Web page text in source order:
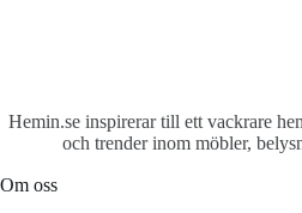
Hemin.se inspirerar till ett vackrare
och trender inom möbler,
Om oss